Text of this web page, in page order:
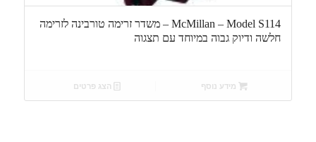
McMillan – Model S114 – משדר זרימה טורבינה לזרימה
חלשה ודיוק גבוה במיוחד עם תצגוה
מידע נוסף הצג פרטים